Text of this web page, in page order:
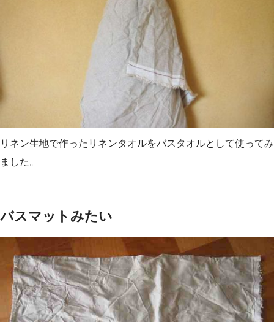
リネン生地で作ったリネンタオルをバスタオルとして使ってみ
ました。
バスマットみたい